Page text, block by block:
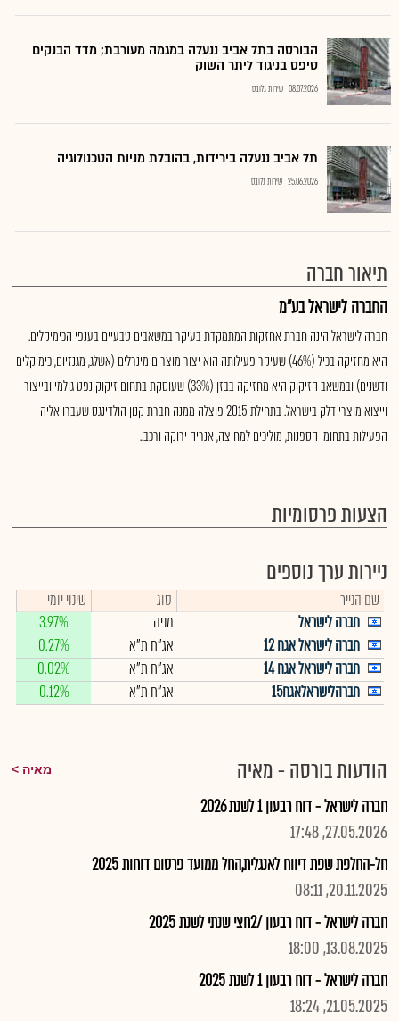
הבורסה בתל אביב ננעלה במגמה מעורבת; מדד הבנקים
טיפס בניגוד ליתר השוק
08.07.2026 שירות גלובס
תל אביב ננעלה בירידות, בהובלת מניות הטכנולוגיה
25.06.2026 שירות גלובס
תיאור חברה
החברה לישראל בע"מ
חברה לישראל הינה חברת אחזקות המתמקדת בעיקר במשאבים טבעיים בענפי הכימיקלים.
היא מחזיקה בכיל (46%) שעיקר פעילותה הוא יצור מוצרים מינרלים (אשלג, מגנזיום, כימיקלים
ודשנים) ובמשאב הזיקוק היא מחזיקה בבזן (33%) שעוסקת בתחום זיקוק נפט גולמי ובייצור
וייצוא מוצרי דלק בישראל. בתחילת 2015 פוצלה ממנה חברת קנון הולדינגס שעברו אליה
הפעילות בתחומי הספנות, מוליכים למחיצה, אנריה ירוקה ורכב..
הצעות פרסומיות
ניירות ערך נוספים
שם הנייר סוג
שינוי יומי
חברה לישראל
מניה
3.97%
חברה לישראל אגח 12
אג"ח ת"א
0.27%
חברה לישראל אגח 14
אג"ח ת"א
0.02%
חברהלישראלאגח15
אג"ח ת"א 0.12%
הודעות בורסה - מאיה מאיה
חברה לישראל - דוח רבעון 1 לשנת 2026
27.05.2026, 17:48
חל-החלפת שפת דיווח לאנגלית,החל ממועד פרסום דוחות 2025
20.11.2025, 08:11
חברה לישראל - דוח רבעון /2חצי שנתי לשנת 2025
13.08.2025, 18:00
חברה לישראל - דוח רבעון 1 לשנת 2025
21.05.2025, 18:24